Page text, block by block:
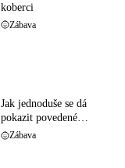
koberci
Zábava
Jak jednoduše se dá
pokazit povedené
rande
Zábava